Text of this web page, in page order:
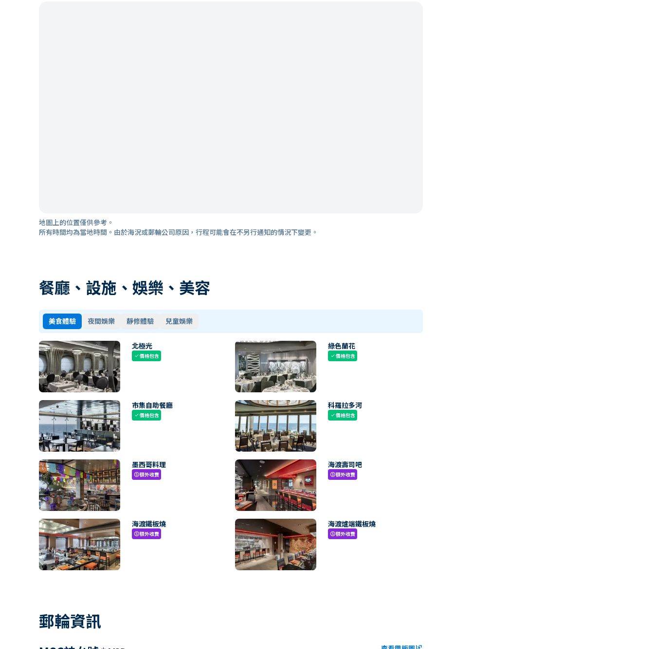
地圖上的位置僅供參考。
所有時間均為當地時間。由於海況或郵輪公司原因，行程可能會在不另行通知的情況下變更。
餐廳、設施、娛樂、美容
美食體驗 夜間娛樂 靜修體驗 兒童娛樂
北極光
check價格包含
綠色蘭花
check價格包含
市集自助餐廳
check價格包含
科羅拉多河
check價格包含
墨西哥料理
paid額外收費
海渡壽司吧
paid額外收費
海渡鐵板燒
paid額外收費
海渡爐端鐵板燒
paid額外收費
郵輪資訊